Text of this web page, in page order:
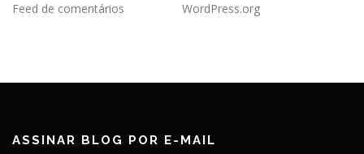
Feed de comentários
WordPress.org
ASSINAR BLOG POR E-MAIL